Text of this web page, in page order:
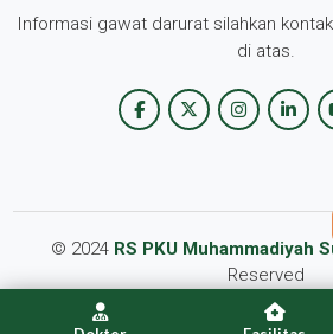
Informasi gawat darurat silahkan
di atas.
© 2024RS PKU Muhammadiyah
Reserved